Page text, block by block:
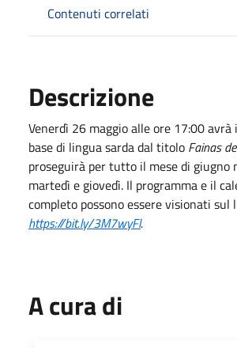
Contenuti correlati
Descrizione
Venerdì 26 maggio alle ore 17:00 avrà
base di lingua sarda dal titolo Fainas
proseguirà per tutto il mese di giugno
martedì e giovedì. Il programma e il
completo possono essere visionati sul
https://bit.ly/3M7wyFl.
A cura di